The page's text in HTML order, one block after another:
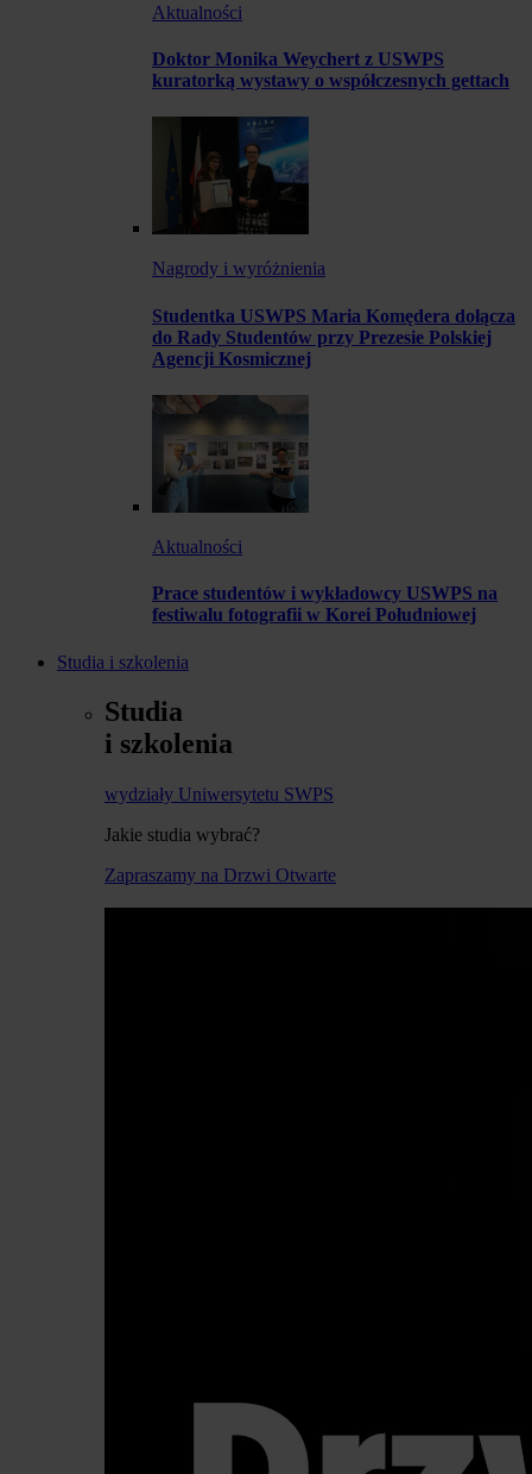
Aktualności
Doktor Monika Weychert z USWPS
kuratorką wystawy o współczesnych gettach
Nagrody i wyróżnienia
Studentka USWPS Maria Komędera dołącza
do Rady Studentów przy Prezesie Polskiej
Agencji Kosmicznej
Aktualności
Prace studentów i wykładowcy USWPS na
festiwalu fotografii w Korei Południowej
Studia i szkolenia
Studia
i szkolenia
wydziały Uniwersytetu SWPS
Jakie studia wybrać?
Zapraszamy na Drzwi Otwarte